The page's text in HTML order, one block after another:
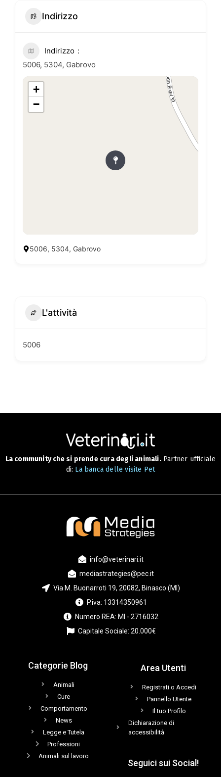
Indirizzo
Indirizzo
5006, 5304, Gabrovo
+
−
5006, 5304, Gabrovo
L'attività
5006
La community che si prende cura degli animali.Partner ufficiale
di: La banca delle visite Pet
info@veterinari.it
mediastrategies@pec.it
Via M. Buonarroti 19, 20082, Binasco (MI)
P.iva: 13314350961
Numero REA: MI - 2716032
Capitale Sociale: 20.000€
Categorie Blog
Animali
Cure
Comportamento
News
Legge e Tutela
Professioni
Animali sul lavoro
Area Utenti
Registrati o Accedi
Pannello Utente
Il tuo Profilo
Dichiarazione di
accessibilità
Seguici sui Social!